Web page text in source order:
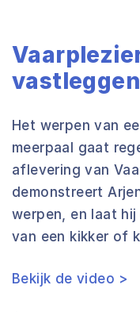
vastleggen
Het werpen van
meerpaal gaat
aflevering van
demonstreert
werpen, en laat
van een kikker of
Bekijk de video >